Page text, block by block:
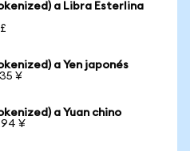
a Libra Esterlina
a Yen japonés
¥
a Yuan chino
¥